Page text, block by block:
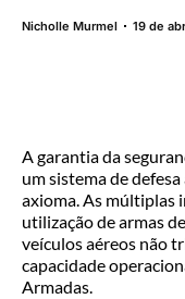
Nicholle Murmel 19 de
A garantia da
um sistema de
axioma. As múltiplas
utilização de armas
veículos aéreos não
capacidade
Armadas.